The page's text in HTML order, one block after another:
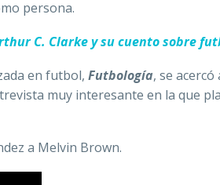
persona.
C. Clarke y su cuento sobre
en futbol, Futbología, se
muy interesante en la que
a Melvin Brown.